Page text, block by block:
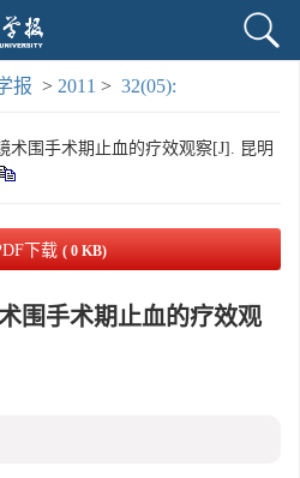
报 > 2011 > 32(05):
术围手术期止血的疗效观察[J]. 昆明
下载 ( 0 KB)
围手术期止血的疗效观